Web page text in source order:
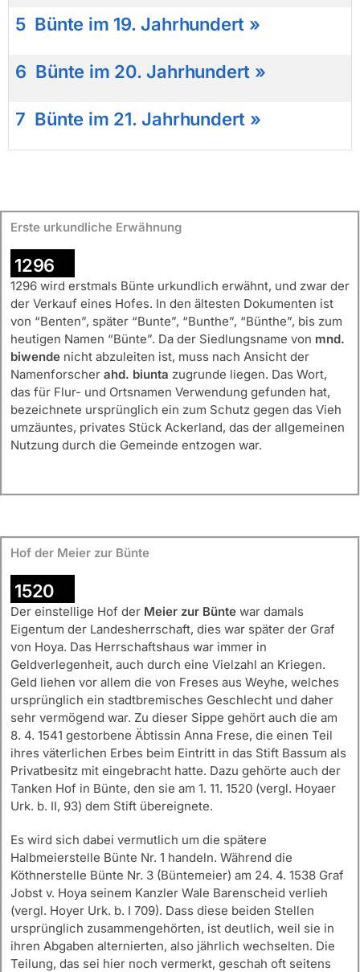
5Bünte im 19. Jahrhundert »
6 Bünte im 20. Jahrhundert »
7 Bünte im 21. Jahrhundert »
Erste urkundliche Erwähnung
1296
1296 wird erstmals Bünte urkundlich erwähnt, und zwar der
der Verkauf eines Hofes. In den ältesten Dokumenten ist
von “Benten”, später “Bunte”, “Bunthe”, “Bünthe”, bis zum
heutigen Namen “Bünte”. Da der Siedlungsname von mnd.
biwende nicht abzuleiten ist, muss nach Ansicht der
Namenforscher ahd. biunta zugrunde liegen. Das Wort,
das für Flur- und Ortsnamen Verwendung gefunden hat,
bezeichnete ursprünglich ein zum Schutz gegen das Vieh
umzäuntes, privates Stück Ackerland, das der allgemeinen
Nutzung durch die Gemeinde entzogen war.
Hof der Meier zur Bünte
1520
Der einstellige Hof der Meier zur Bünte war damals
Eigentum der Landesherrschaft, dies war später der Graf
von Hoya. Das Herrschaftshaus war immer in
Geldverlegenheit, auch durch eine Vielzahl an Kriegen.
Geld liehen vor allem die von Freses aus Weyhe, welches
ursprünglich ein stadtbremisches Geschlecht und daher
sehr vermögend war. Zu dieser Sippe gehört auch die am
8. 4. 1541 gestorbene Äbtissin Anna Frese, die einen Teil
ihres väterlichen Erbes beim Eintritt in das Stift Bassum als
Privatbesitz mit eingebracht hatte. Dazu gehörte auch der
Tanken Hof in Bünte, den sie am 1. 11. 1520 (vergl. Hoyaer
Urk. b. II, 93) dem Stift übereignete.
Es wird sich dabei vermutlich um die spätere
Halbmeierstelle Bünte Nr. 1 handeln. Während die
Köthnerstelle Bünte Nr. 3 (Büntemeier) am 24. 4. 1538 Graf
Jobst v. Hoya seinem Kanzler Wale Barenscheid verlieh
(vergl. Hoyer Urk. b. I 709). Dass diese beiden Stellen
ursprünglich zusammengehörten, ist deutlich, weil sie in
ihren Abgaben alternierten, also jährlich wechselten. Die
Teilung, das sei hier noch vermerkt, geschah oft seitens